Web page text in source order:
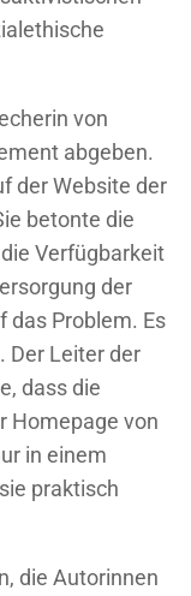
von
abgeben.
der Website der
betonte die
Verfügbarkeit
der
das Problem. Es
Der Leiter der
dass die
Homepage von
in einem
praktisch
die Autorinnen